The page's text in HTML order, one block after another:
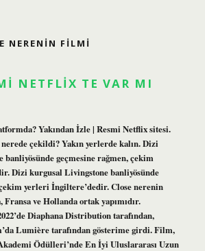
NERENIN FILMI
NETFLIX TE VAR MI
Yakından İzle | Resmi Netflix sitesi.
çekildi? Yakın yerlerde kalın. Dizi
geçmesine rağmen, çekim
Dizi kurgusal Livingstone banliyösünde
yerleri İngiltere’dedir. Close nerenin
ve Hollanda ortak yapımıdır.
Diaphana Distribution tarafından,
Lumière tarafından gösterime girdi. Film,
Ödülleri’nde En İyi Uluslararası Uzun